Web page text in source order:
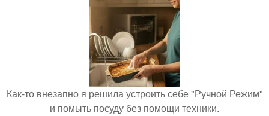
Как-то внезапно я решила устроить себе "Ручной Режим"
и помыть посуду без помощи техники.